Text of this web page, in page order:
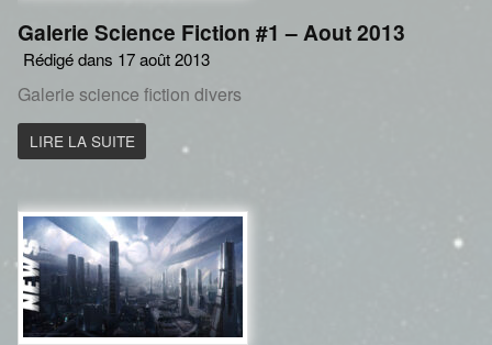
Galerie Science Fiction #1 – Aout 2013
Rédigé dans 17 août 2013
Galerie science fiction divers
LIRE LA SUITE